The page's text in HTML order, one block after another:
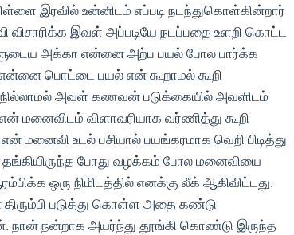
இரவில் உன்னிடம் எப்படி நடந்துகொள்கின்றார்
விசாரிக்க இவள் அப்படியே நடப்பதை உளறி கொட்ட
அக்கா என்னை அற்ப பயல் போல பார்க்க
பொட்டை பயல் என் கூறாமல் கூறி
அவள் கணவன் படுக்கையில் அவளிடம்
மனைவிடம் விளாவரியாக வர்ணித்து கூறி
மனைவி உடல் பசியால் பயங்கரமாக வெறி பிடித்து
தங்கியிருந்த போது வழக்கம் போல மனைவியை
ஒரு நிமிடத்தில் எனக்கு லீக் ஆகிவிட்டது.
படுத்து கொள்ள அதை கண்டு
நன்றாக அயர்ந்து தூங்கி கொண்டு இருந்த